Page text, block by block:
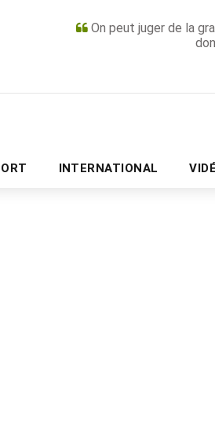
On peut juger de la
INTERNATIONAL
PUBLICITÉ